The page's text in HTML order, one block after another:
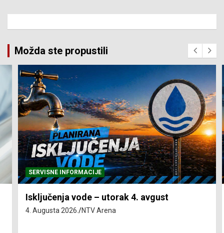
Možda ste propustili
SERVISNE INFORMACIJE
Isključenja vode – utorak 4. avgust
4. Augusta 2026. NTV Arena